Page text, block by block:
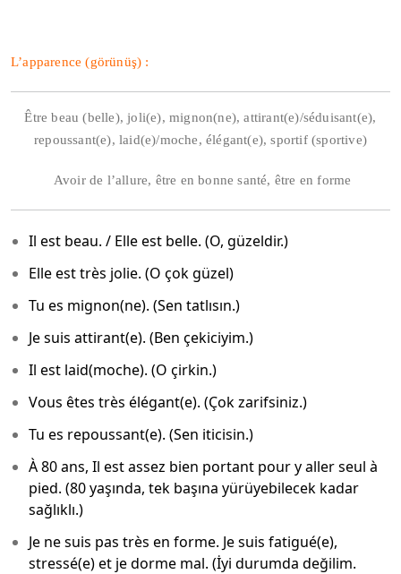
L’apparence (görünüş) :
Être beau (belle), joli(e), mignon(ne), attirant(e)/séduisant(e),
repoussant(e), laid(e)/moche, élégant(e), sportif (sportive)
Avoir de l’allure, être en bonne santé, être en forme
Il est beau. / Elle est belle. (O, güzeldir.)
Elle est très jolie. (O çok güzel)
Tu es mignon(ne). (Sen tatlısın.)
Je suis attirant(e). (Ben çekiciyim.)
Il est laid(moche). (O çirkin.)
Vous êtes très élégant(e). (Çok zarifsiniz.)
Tu es repoussant(e). (Sen iticisin.)
À 80 ans, Il est assez bien portant pour y aller seul à
pied. (80 yaşında, tek başına yürüyebilecek kadar
sağlıklı.)
Je ne suis pas très en forme. Je suis fatigué(e),
stressé(e) et je dorme mal. (İyi durumda değilim.